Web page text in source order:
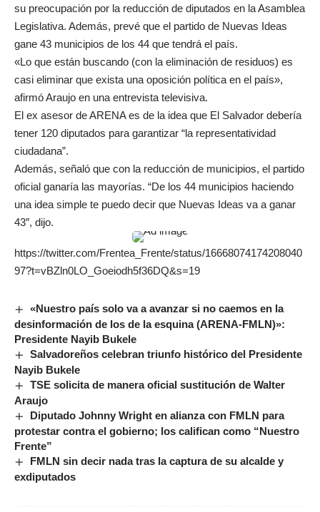
su preocupación por la reducción de diputados en la Asamblea
Legislativa. Además, prevé que el partido de Nuevas Ideas
gane 43 municipios de los 44 que tendrá el país.
«Lo que están buscando (con la eliminación de residuos) es
casi eliminar que exista una oposición política en el país»,
afirmó Araujo en una entrevista televisiva.
El ex asesor de ARENA es de la idea que El Salvador debería
tener 120 diputados para garantizar “la representatividad
ciudadana”.
Además, señaló que con la reducción de municipios, el partido
oficial ganaría las mayorías. “De los 44 municipios haciendo
una idea simple te puedo decir que Nuevas Ideas va a ganar
43″, dijo.
https://twitter.com/Frentea_Frente/status/16668074174208040
97?t=vBZln0LO_Goeiodh5f36DQ&s=19
«Nuestro país solo va a avanzar si no caemos en la
desinformación de los de la esquina (ARENA-FMLN)»:
Presidente Nayib Bukele
Salvadoreños celebran triunfo histórico del Presidente
Nayib Bukele
TSE solicita de manera oficial sustitución de Walter
Araujo
Diputado Johnny Wright en alianza con FMLN para
protestar contra el gobierno; los califican como “Nuestro
Frente”
FMLN sin decir nada tras la captura de su alcalde y
exdiputados